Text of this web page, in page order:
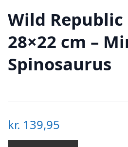
Wild Republic
28×22 cm –
Spinosaurus
kr. 139,95